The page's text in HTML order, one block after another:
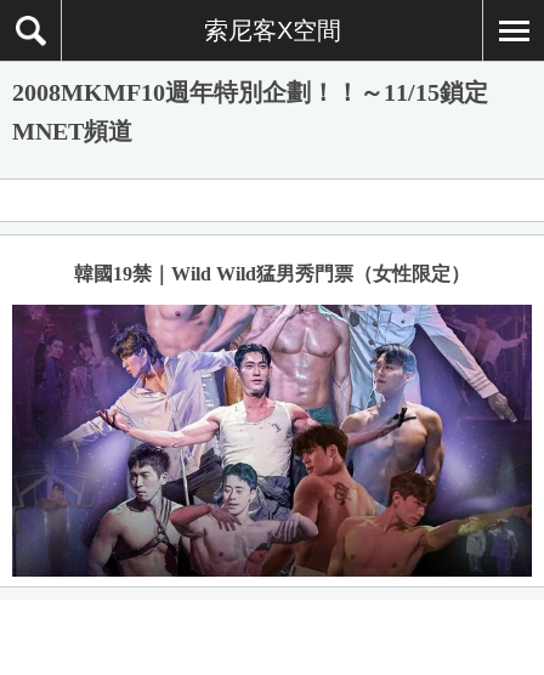
索尼客X空間
2008MKMF10週年特別企劃！！～11/15鎖定
MNET頻道
韓國19禁｜Wild Wild猛男秀門票（女性限定）